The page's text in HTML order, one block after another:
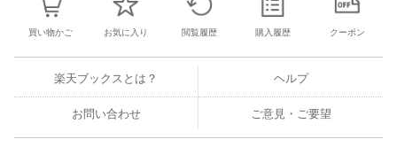
買い物かご お気に入り 閲覧履歴 購入履歴 クーポン
楽天ブックスとは？ ヘルプ
お問い合わせ ご意見・ご要望